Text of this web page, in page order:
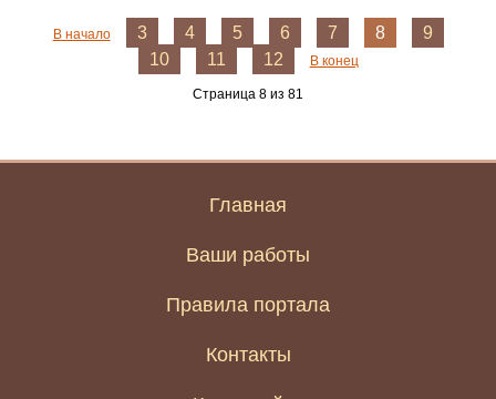
В начало 3 4 5 6 7 8
9
10
11 12 В конец
Страница 8 из 81
Главная
Ваши работы
Правила портала
Контакты